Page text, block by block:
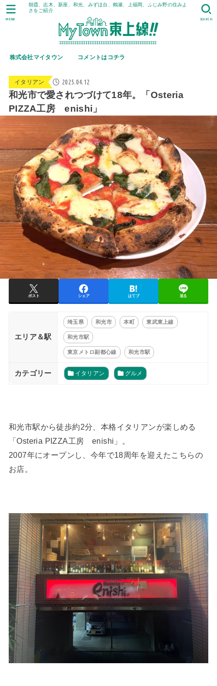
朝霞、志木、新座、和光、みずほ台、鶴瀬、上福岡、ふじみ野の住みよ
さをご紹介
株式会社マイタウン コメントはコチラ
SEARCH
MENU
イタリアン 2025.04.12
和光市で愛されつづけて18年。「Osteria
PIZZA工房 enishi」
ポスト シェア はてブ 送る
エリア＆駅
埼玉県 和光市 本町 東武東上線
和光市駅
東京メトロ副都心線 和光市駅
カテゴリー イタリアン グルメ
和光市駅から徒歩約2分、本格イタリアンが楽しめる
「Osteria PIZZA工房 enishi」。
2007年にオープンし、今年で18周年を迎えたこちらの
お店。